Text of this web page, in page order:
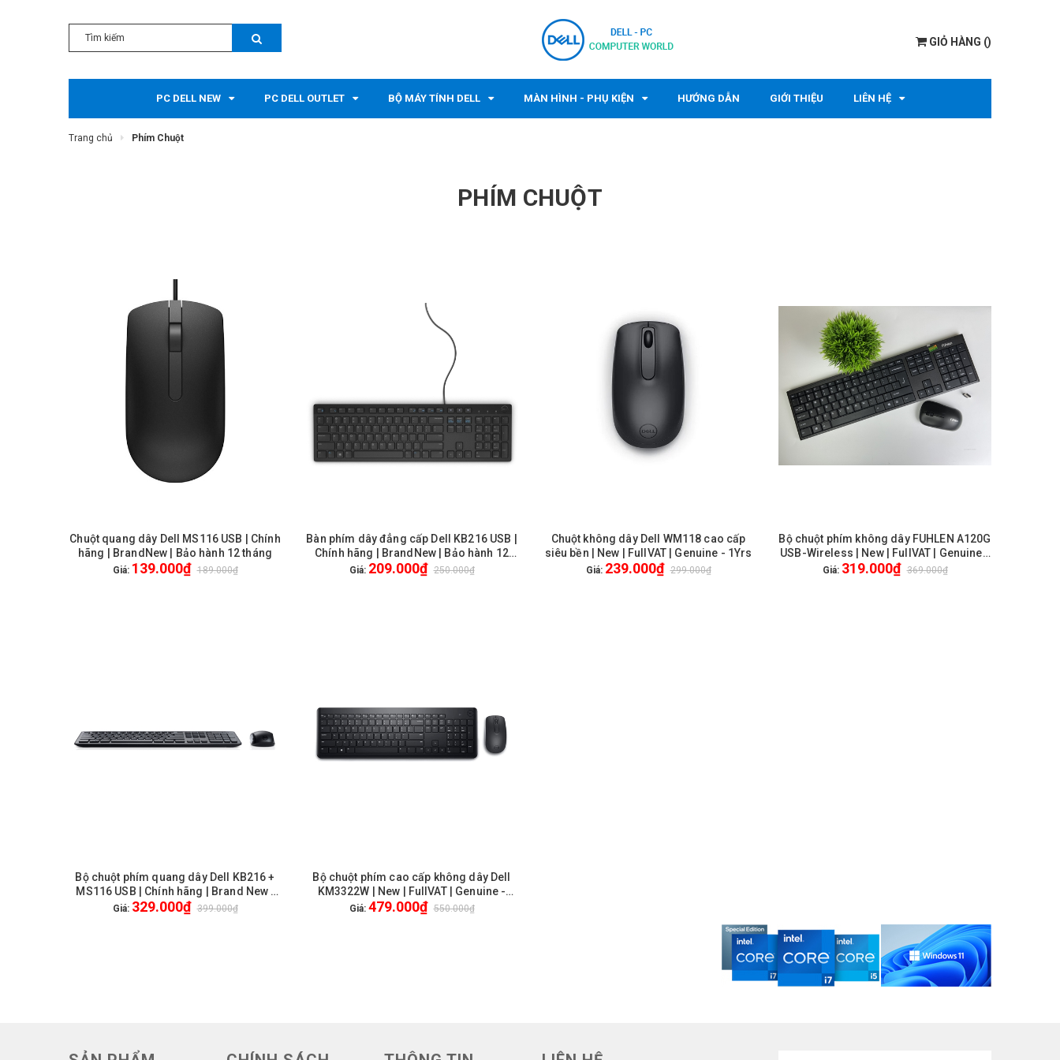
GIỎ HÀNG ()
PC DELL NEW PC DELL OUTLET BỘ MÁY TÍNH DELL MÀN HÌNH - PHỤ KIỆN HƯỚNG DẪN GIỚI THIỆU LIÊN HỆ
Trang chủ Phím Chuột
PHÍM CHUỘT
GIỎ HÀNG
Chuột quang dây Dell MS116 USB | Chính
hãng | BrandNew | Bảo hành 12 tháng
Giá: 139.000₫ 189.000₫
GIỎ HÀNG
Bàn phím dây đẳng cấp Dell KB216 USB |
Chính hãng | BrandNew | Bảo hành 12
tháng
Giá: 209.000₫ 250.000₫
GIỎ HÀNG
Chuột không dây Dell WM118 cao cấp
siêu bền | New | FullVAT | Genuine - 1Yrs
Giá: 239.000₫ 299.000₫
GIỎ HÀNG
Bộ chuột phím không dây FUHLEN A120G
USB-Wireless | New | FullVAT | Genuine -
1Yrs
Giá: 319.000₫ 369.000₫
GIỎ HÀNG
Bộ chuột phím quang dây Dell KB216 +
MS116 USB | Chính hãng | Brand New |
Bảo hành 12 tháng
Giá: 329.000₫ 399.000₫
GIỎ HÀNG
Bộ chuột phím cao cấp không dây Dell
KM3322W | New | FullVAT | Genuine -
1Yrs
Giá: 479.000₫ 550.000₫